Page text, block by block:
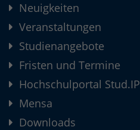
Neuigkeiten
Veranstaltungen
Studienangebote
Fristen und Termine
Hochschulportal Stud.IP
Mensa
Downloads